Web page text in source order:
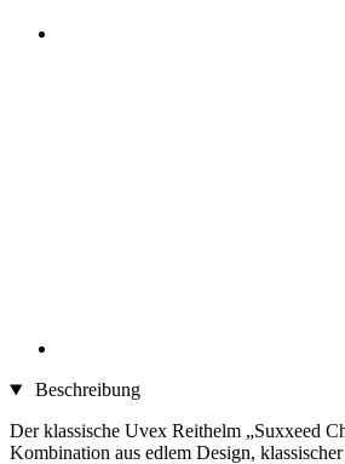
Beschreibung
Der klassische Uvex Reithelm „Suxxeed
Kombination aus edlem Design,